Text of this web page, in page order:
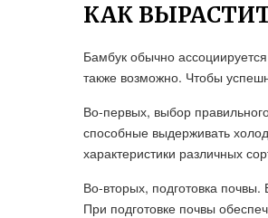
КАК
Бамбук обычно
также возможно. Чтобы
Во-первых, выбор
способные выдерживать
характеристики различных
Во-вторых, подготовка
При подготовке почвы